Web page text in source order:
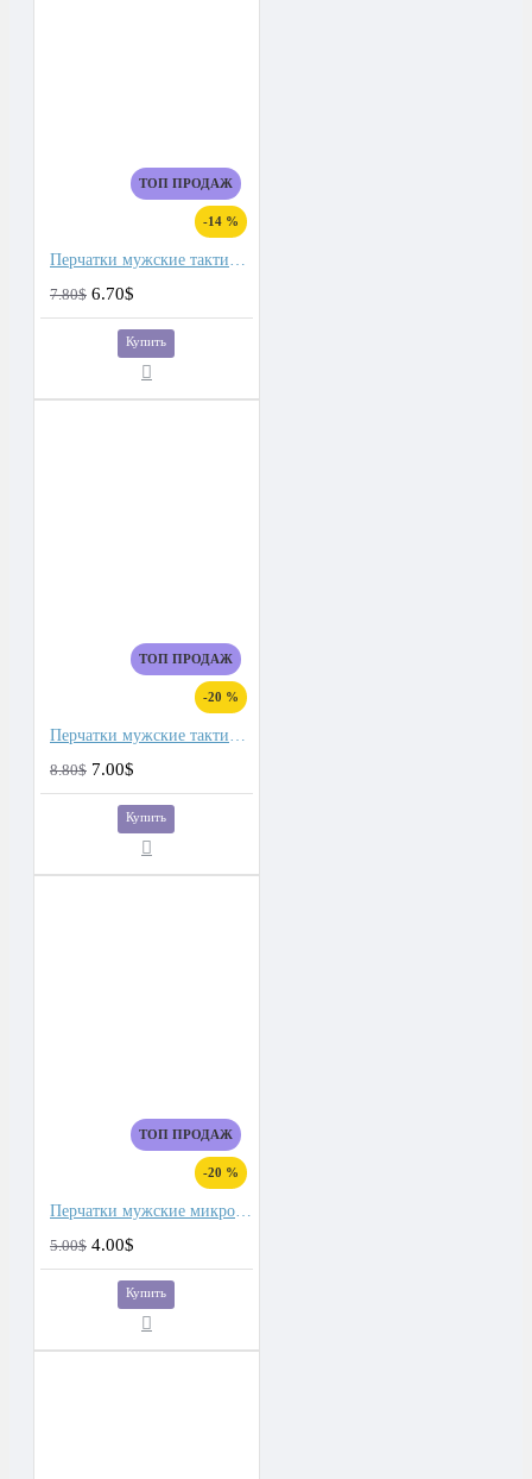
ТОП ПРОДАЖ
-14 %
Перчатки мужские тактические
7.80$ 6.70$
Купить
ТОП ПРОДАЖ
-20 %
Перчатки мужские тактические для сенсорных экранов, подкладка плюш
8.80$ 7.00$
Купить
ТОП ПРОДАЖ
-20 %
Перчатки мужские микроволокно со спандекс вставками
5.00$ 4.00$
Купить